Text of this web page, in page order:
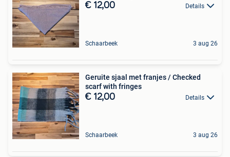
€ 12,00 Details
Schaarbeek 3 aug 26
Geruite sjaal met franjes / Checked
scarf with fringes
€ 12,00 Details
Schaarbeek 3 aug 26